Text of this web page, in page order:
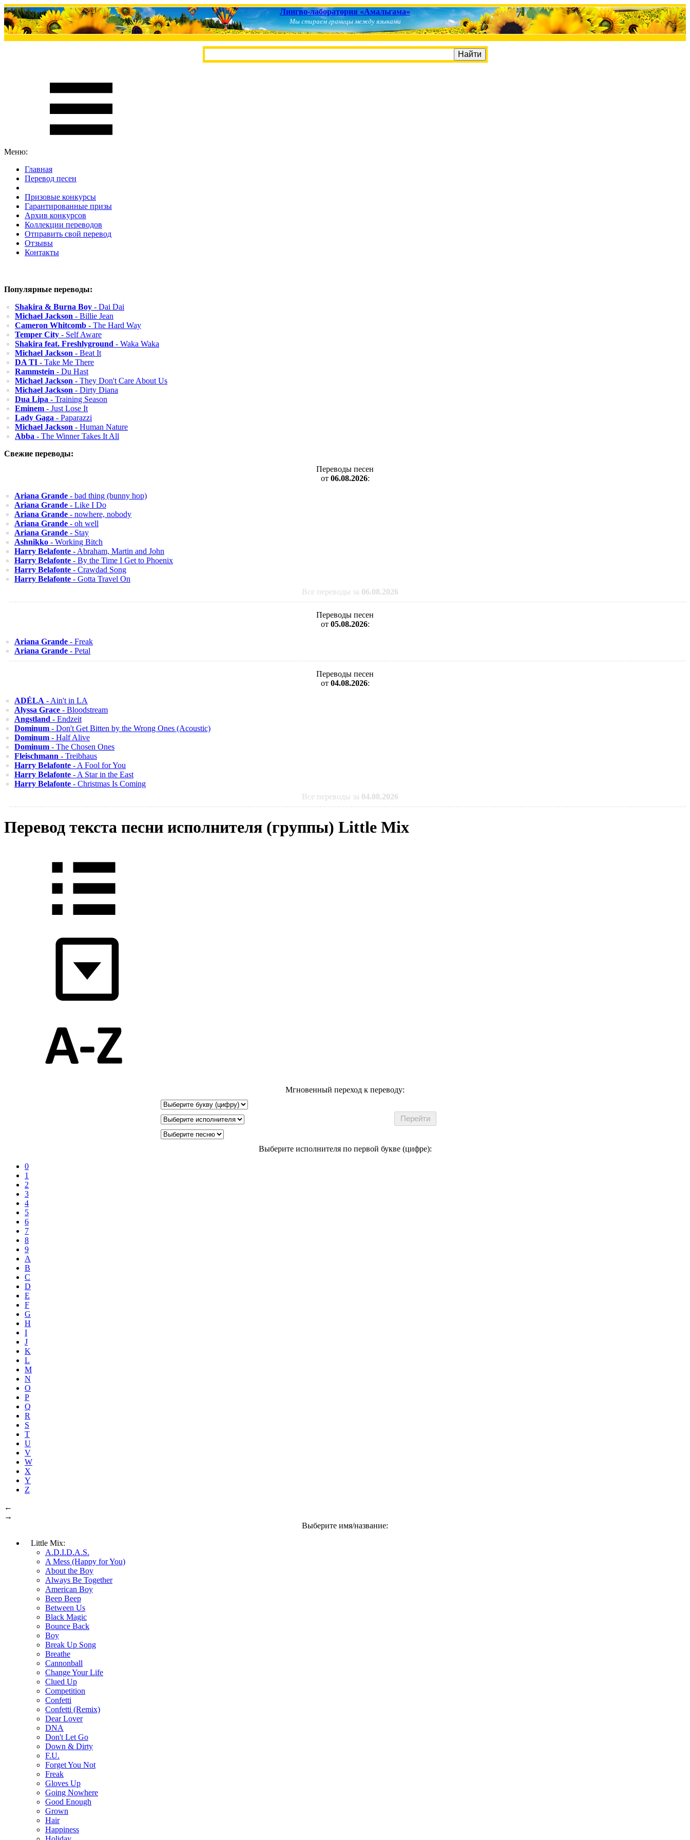
Лингво-лаборатория «Амальгама»
Мы стираем границы между языками
Меню:
Главная
Перевод песен
Призовые конкурсы
Гарантированные призы
Архив конкурсов
Коллекции переводов
Отправить свой перевод
Отзывы
Контакты
Популярные переводы:
Shakira & Burna Boy - Dai Dai
Michael Jackson - Billie Jean
Cameron Whitcomb - The Hard Way
Temper City - Self Aware
Shakira feat. Freshlyground - Waka Waka
Michael Jackson - Beat It
DA TI - Take Me There
Rammstein - Du Hast
Michael Jackson - They Don't Care About Us
Michael Jackson - Dirty Diana
Dua Lipa - Training Season
Eminem - Just Lose It
Lady Gaga - Paparazzi
Michael Jackson - Human Nature
Abba - The Winner Takes It All
Свежие переводы:
Переводы песен
от 06.08.2026:
Ariana Grande - bad thing (bunny hop)
Ariana Grande - Like I Do
Ariana Grande - nowhere, nobody
Ariana Grande - oh well
Ariana Grande - Stay
Ashnikko - Working Bitch
Harry Belafonte - Abraham, Martin and John
Harry Belafonte - By the Time I Get to Phoenix
Harry Belafonte - Crawdad Song
Harry Belafonte - Gotta Travel On
Все переводы за 06.08.2026
Переводы песен
от 05.08.2026:
Ariana Grande - Freak
Ariana Grande - Petal
Переводы песен
от 04.08.2026:
ADÉLA - Ain't in LA
Alyssa Grace - Bloodstream
Angstland - Endzeit
Dominum - Don't Get Bitten by the Wrong Ones (Acoustic)
Dominum - Half Alive
Dominum - The Chosen Ones
Fleischmann - Treibhaus
Harry Belafonte - A Fool for You
Harry Belafonte - A Star in the East
Harry Belafonte - Christmas Is Coming
Все переводы за 04.08.2026
Перевод текста песни исполнителя (группы) Little Mix
Мгновенный переход к переводу:
Выберите исполнителя по первой букве (цифре):
0
1
2
3
4
5
6
7
8
9
A
B
C
D
E
F
G
H
I
J
K
L
M
N
O
P
Q
R
S
T
U
V
W
X
Y
Z
←
→
Выберите имя/название:
Little Mix:
A.D.I.D.A.S.
A Mess (Happy for You)
About the Boy
Always Be Together
American Boy
Beep Beep
Between Us
Black Magic
Bounce Back
Boy
Break Up Song
Breathe
Cannonball
Change Your Life
Clued Up
Competition
Confetti
Confetti (Remix)
Dear Lover
DNA
Don't Let Go
Down & Dirty
F.U.
Forget You Not
Freak
Gloves Up
Going Nowhere
Good Enough
Grown
Hair
Happiness